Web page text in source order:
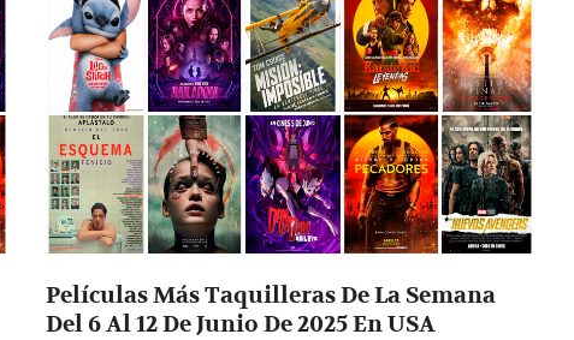
Películas Más Taquilleras De La Semana
Del 6 Al 12 De Junio De 2025 En USA